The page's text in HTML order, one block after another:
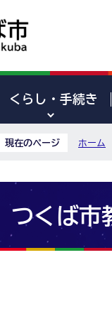
くらし・手続き
現在のページ ホーム
つくば市